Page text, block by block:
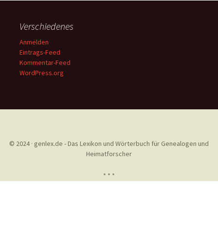
Verschiedenes
Anmelden
Eintrags-Feed
Kommentar-Feed
WordPress.org
© 2024 · genlex.de - Das Lexikon und Wörterbuch für Genealogen und
Heimatforscher
* * *